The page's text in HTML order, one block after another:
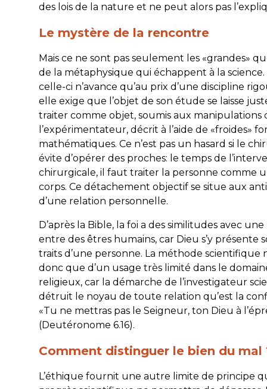
des lois de la nature et ne peut alors pas
Le mystère de la rencontre
Mais ce ne sont pas seulement les «grandes»
de la métaphysique qui échappent à la science.
celle-ci n’avance qu’au prix d’une discipline
elle exige que l’objet de son étude se laisse
traiter comme objet, soumis aux manipulations
l’expérimentateur, décrit à l’aide de «froides»
mathématiques. Ce n’est pas un hasard si le
évite d’opérer des proches: le temps de
chirurgicale, il faut traiter la personne comme
corps. Ce détachement objectif se situe aux
d’une relation personnelle.
D’après la Bible, la foi a des similitudes avec
entre des êtres humains, car Dieu s’y présente
traits d’une personne. La méthode scientifique
donc que d’un usage très limité dans le
religieux, car la démarche de l’investigateur
détruit le noyau de toute relation qu’est la
«Tu ne mettras pas le Seigneur, ton Dieu à
(Deutéronome 6.16).
Comment distinguer le bien du mal
L’éthique fournit une autre limite de principe